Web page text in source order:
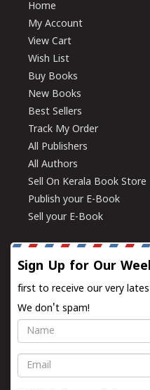
Home
My Account
View Cart
Wish List
Buy Books
New Books
Best Sellers
Track My Order
All Publishers
All Authors
Sell On Kerala Book Store
Publish your E-Book
Sell your E-Book
Sign Up for Our
first to receive our very
We don't spam!
Name
Email